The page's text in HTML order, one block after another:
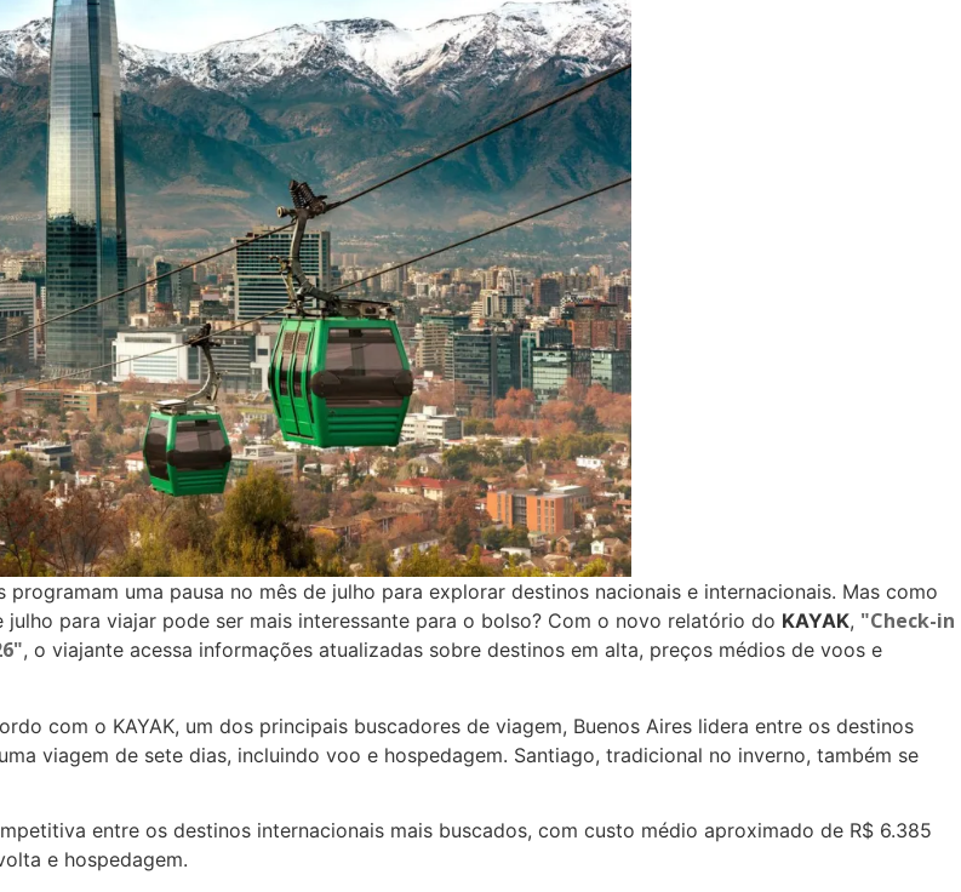
uma pausa no mês de julho para explorar destinos nacionais e internacionais. Mas como
para viajar pode ser mais interessante para o bolso? Com o novo relatório do KAYAK, "Check-in
, o viajante acessa informações atualizadas sobre destinos em alta, preços médios de voos e
com o KAYAK, um dos principais buscadores de viagem, Buenos Aires lidera entre os destinos
viagem de sete dias, incluindo voo e hospedagem. Santiago, tradicional no inverno, também se
entre os destinos internacionais mais buscados, com custo médio aproximado de R$ 6.385
e hospedagem.